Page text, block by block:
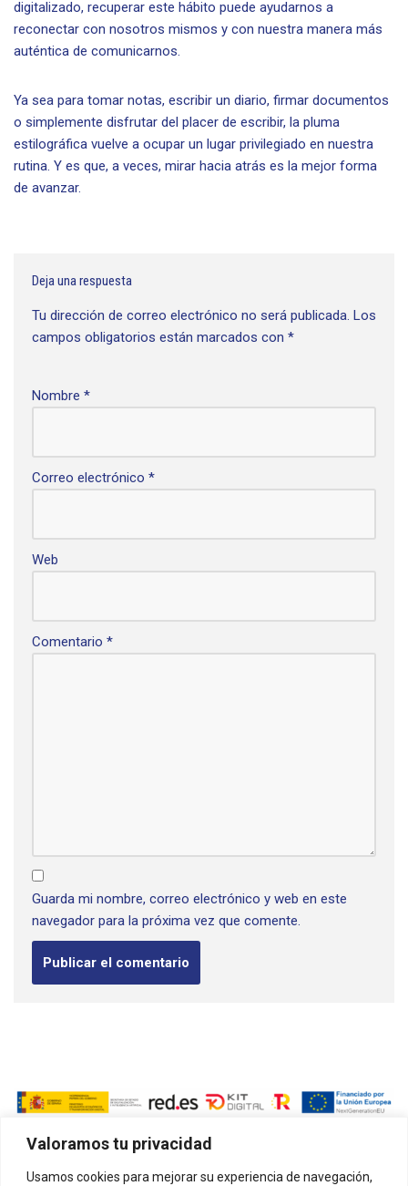
Valoramos tu privacidad
Usamos cookies para mejorar su experiencia de navegación,
digitalizado, recuperar este hábito puede ayudarnos a
reconectar con nosotros mismos y con nuestra manera más
auténtica de comunicarnos.
Ya sea para tomar notas, escribir un diario, firmar documentos
o simplemente disfrutar del placer de escribir, la pluma
estilográfica vuelve a ocupar un lugar privilegiado en nuestra
rutina. Y es que, a veces, mirar hacia atrás es la mejor forma
de avanzar.
Deja una respuesta
Tu dirección de correo electrónico no será publicada. Los
campos obligatorios están marcados con *
Nombre *
Correo electrónico *
Web
Comentario *
Guarda mi nombre, correo electrónico y web en este
navegador para la próxima vez que comente.
Contacto